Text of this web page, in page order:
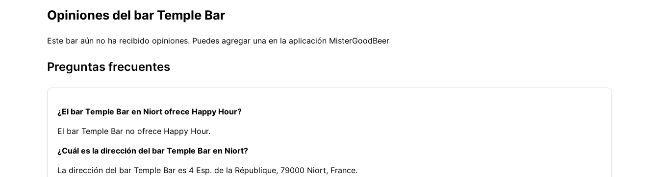
Opiniones del bar Temple Bar
Este bar aún no ha recibido opiniones. Puedes agregar una en la aplicación MisterGoodBeer
Preguntas frecuentes
¿El bar Temple Bar en Niort ofrece Happy Hour?
El bar Temple Bar no ofrece Happy Hour.
¿Cuál es la dirección del bar Temple Bar en Niort?
La dirección del bar Temple Bar es 4 Esp. de la République, 79000 Niort, France.